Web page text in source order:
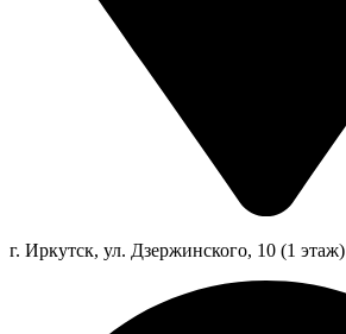
г. Иркутск, ул. Дзержинского, 10 (1 этаж)